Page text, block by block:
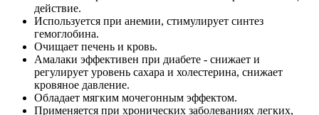
действие.
Используется при анемии, стимулирует синтез
гемоглобина.
Очищает печень и кровь.
Амалаки эффективен при диабете - снижает и
регулирует уровень сахара и холестерина, снижает
кровяное давление.
Обладает мягким мочегонным эффектом.
Применяется при хронических заболеваниях легких,